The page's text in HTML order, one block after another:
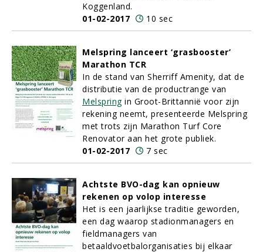
Koggenland.
01-02-2017
10 sec
Melspring lanceert ‘grasbooster’
Marathon TCR
In de stand van Sherriff Amenity, dat de
distributie van de productrange van
Melspringin Groot-Brittannië voor zijn
rekening neemt, presenteerde Melspring
met trots zijn Marathon Turf Core
Renovator aan het grote publiek.
01-02-2017
7 sec
Achtste BVO-dag kan opnieuw
rekenen op volop interesse
Het is een jaarlijkse traditie geworden,
een dag waarop stadionmanagers en
fieldmanagers van
betaaldvoetbalorganisaties bij elkaar